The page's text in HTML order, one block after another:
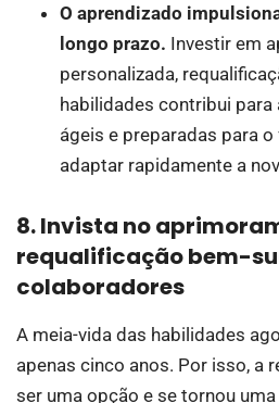
O aprendizado
longo prazo. Investir em
personalizada,
habilidades contribui
ágeis e preparadas para
adaptar rapidamente a
8. Invista no
requalificação bem-
colaboradores
A meia-vida das habilidades
apenas cinco anos. Por isso, a
ser uma opção e se tornou